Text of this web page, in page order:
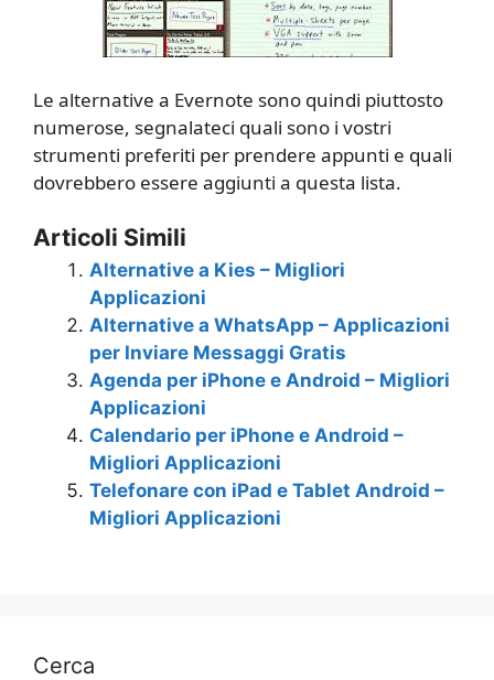
Le alternative a Evernote sono quindi piuttosto
numerose, segnalateci quali sono i vostri
strumenti preferiti per prendere appunti e quali
dovrebbero essere aggiunti a questa lista.
Articoli Simili
Alternative a Kies – Migliori
Applicazioni
Alternative a WhatsApp – Applicazioni
per Inviare Messaggi Gratis
Agenda per iPhone e Android – Migliori
Applicazioni
Calendario per iPhone e Android –
Migliori Applicazioni
Telefonare con iPad e Tablet Android –
Migliori Applicazioni
Cerca